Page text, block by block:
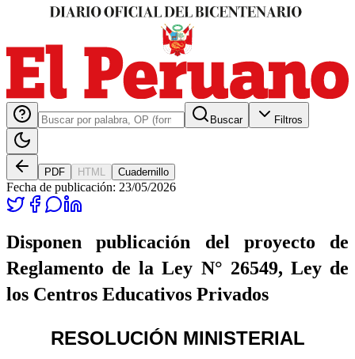
Buscar Filtros
PDF HTML Cuadernillo
Fecha de publicación: 23/05/2026
Disponen publicación del proyecto de
Reglamento de la Ley N° 26549, Ley de
los Centros Educativos Privados
RESOLUCIÓN MINISTERIAL